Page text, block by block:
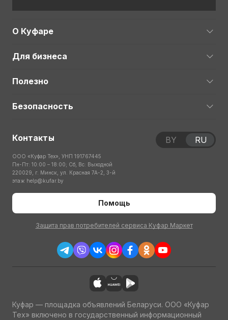
О Куфаре
Для бизнеса
Полезно
Безопасность
Контакты
ООО «Куфар Тех», УНП 191767445
Пн-Пт: 10:00 – 18:00; Сб, Вс: Выходной
220029, г. Минск, ул. Красная 7А-2, 3-й
этаж help@kufar.by
Помощь
Защита прав потребителей сервиса Куфар Маркет
BY RU
Куфар — площадка объявлений Беларуси. ООО «Куфар
Тех» включено в государственный информационный